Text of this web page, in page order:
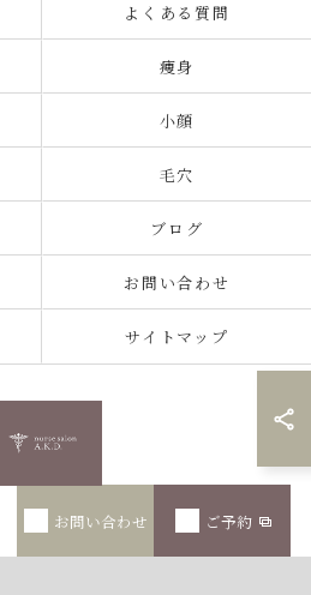
お問い合わせ ご予約
よくある質問
痩身
小顔
毛穴
ブログ
お問い合わせ
サイトマップ
salon A.K.D. ALL RIGHTS RESERVED.